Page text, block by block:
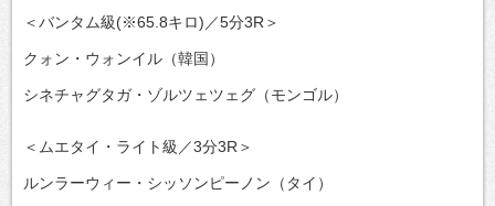
＜バンタム級(※65.8キロ)／5分3R＞
クォン・ウォンイル（韓国）
シネチャグタガ・ゾルツェツェグ（モンゴル）
＜ムエタイ・ライト級／3分3R＞
ルンラーウィー・シッソンピーノン（タイ）